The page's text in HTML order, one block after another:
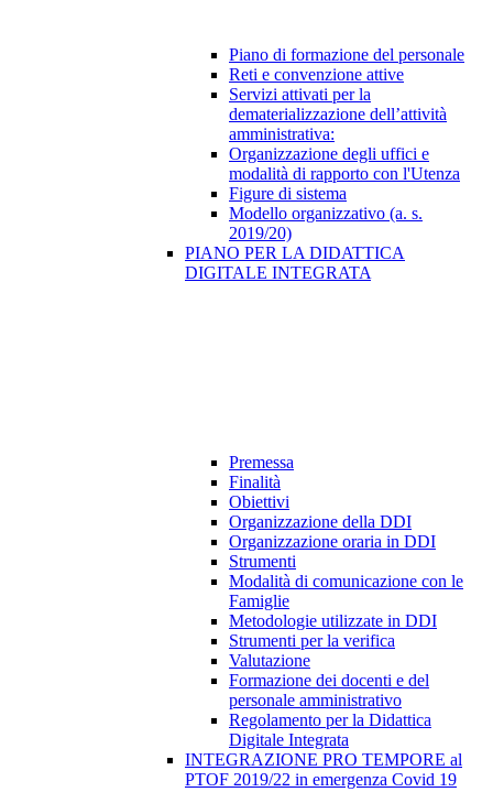
Piano di formazione del personale
Reti e convenzione attive
Servizi attivati per la
dematerializzazione dell’attività
amministrativa:
Organizzazione degli uffici e
modalità di rapporto con l'Utenza
Figure di sistema
Modello organizzativo (a. s.
2019/20)
PIANO PER LA DIDATTICA
DIGITALE INTEGRATA
Premessa
Finalità
Obiettivi
Organizzazione della DDI
Organizzazione oraria in DDI
Strumenti
Modalità di comunicazione con le
Famiglie
Metodologie utilizzate in DDI
Strumenti per la verifica
Valutazione
Formazione dei docenti e del
personale amministrativo
Regolamento per la Didattica
Digitale Integrata
INTEGRAZIONE PRO TEMPORE al
PTOF 2019/22 in emergenza Covid 19